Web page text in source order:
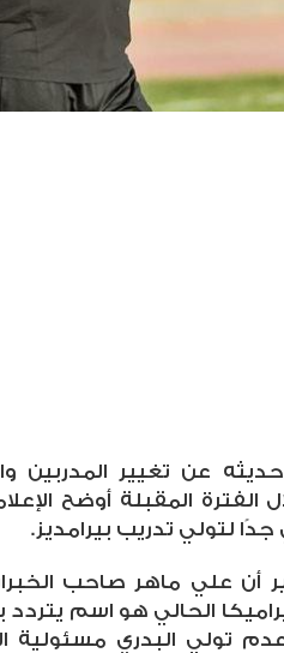
عن تغيير المدربين
الفترة المقبلة أوضح
لتولي تدريب بيرامديز.
أن علي ماهر صاحب
الحالي هو اسم يتردد
تولي البدري مسئولية